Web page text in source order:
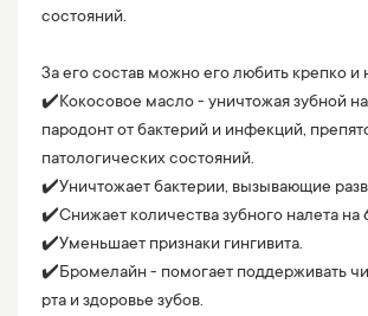
состояний.
За его состав можно его любить крепко и
✔️Кокосовое масло - уничтожая зубной
пародонт от бактерий и инфекций,
патологических состояний.
✔️Уничтожает бактерии, вызывающие
✔️Снижает количества зубного налета на
✔️Уменьшает признаки гингивита.
✔️Бромелайн - помогает поддерживать
рта и здоровье зубов.